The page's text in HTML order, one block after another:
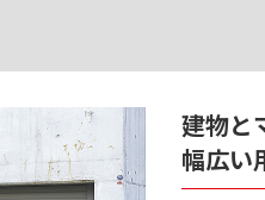
建物と
幅広い